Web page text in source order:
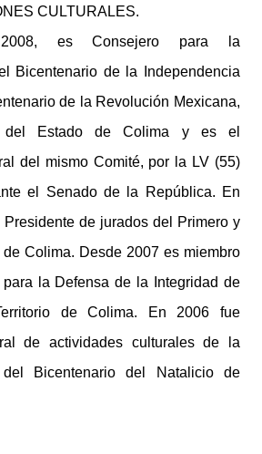
CULTURALES.
es Consejero para la
Bicentenario de la Independencia
de la Revolución Mexicana,
del Estado de Colima y es el
del mismo Comité, por la LV (55)
el Senado de la República. En
de jurados del Primero y
Colima. Desde 2007 es miembro
la Defensa de la Integridad de
de Colima. En 2006 fue
de actividades culturales de la
Bicentenario del Natalicio de